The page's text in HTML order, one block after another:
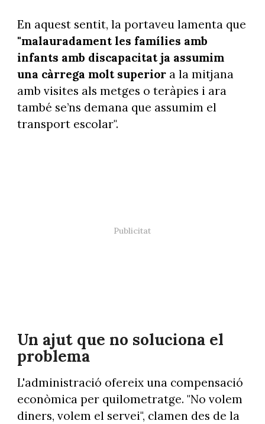
En aquest sentit, la portaveu lamenta que
"malauradament les famílies amb
infants amb discapacitat ja assumim
una càrrega molt superiora la mitjana
amb visites als metges o teràpies i ara
també se’ns demana que assumim el
transport escolar".
Un ajut que no soluciona el
problema
L'administració ofereix una compensació
econòmica per quilometratge. "No volem
diners, volem el servei", clamen des de la